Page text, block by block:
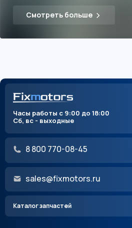
Смотреть больше
Часы работы с 9:00 до 18:00
Сб, вс - выходные
8 800 770-08-45
sales@fixmotors.ru
Каталог запчастей